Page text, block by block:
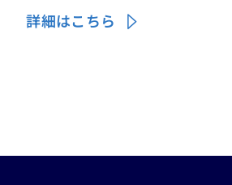
詳細はこちら